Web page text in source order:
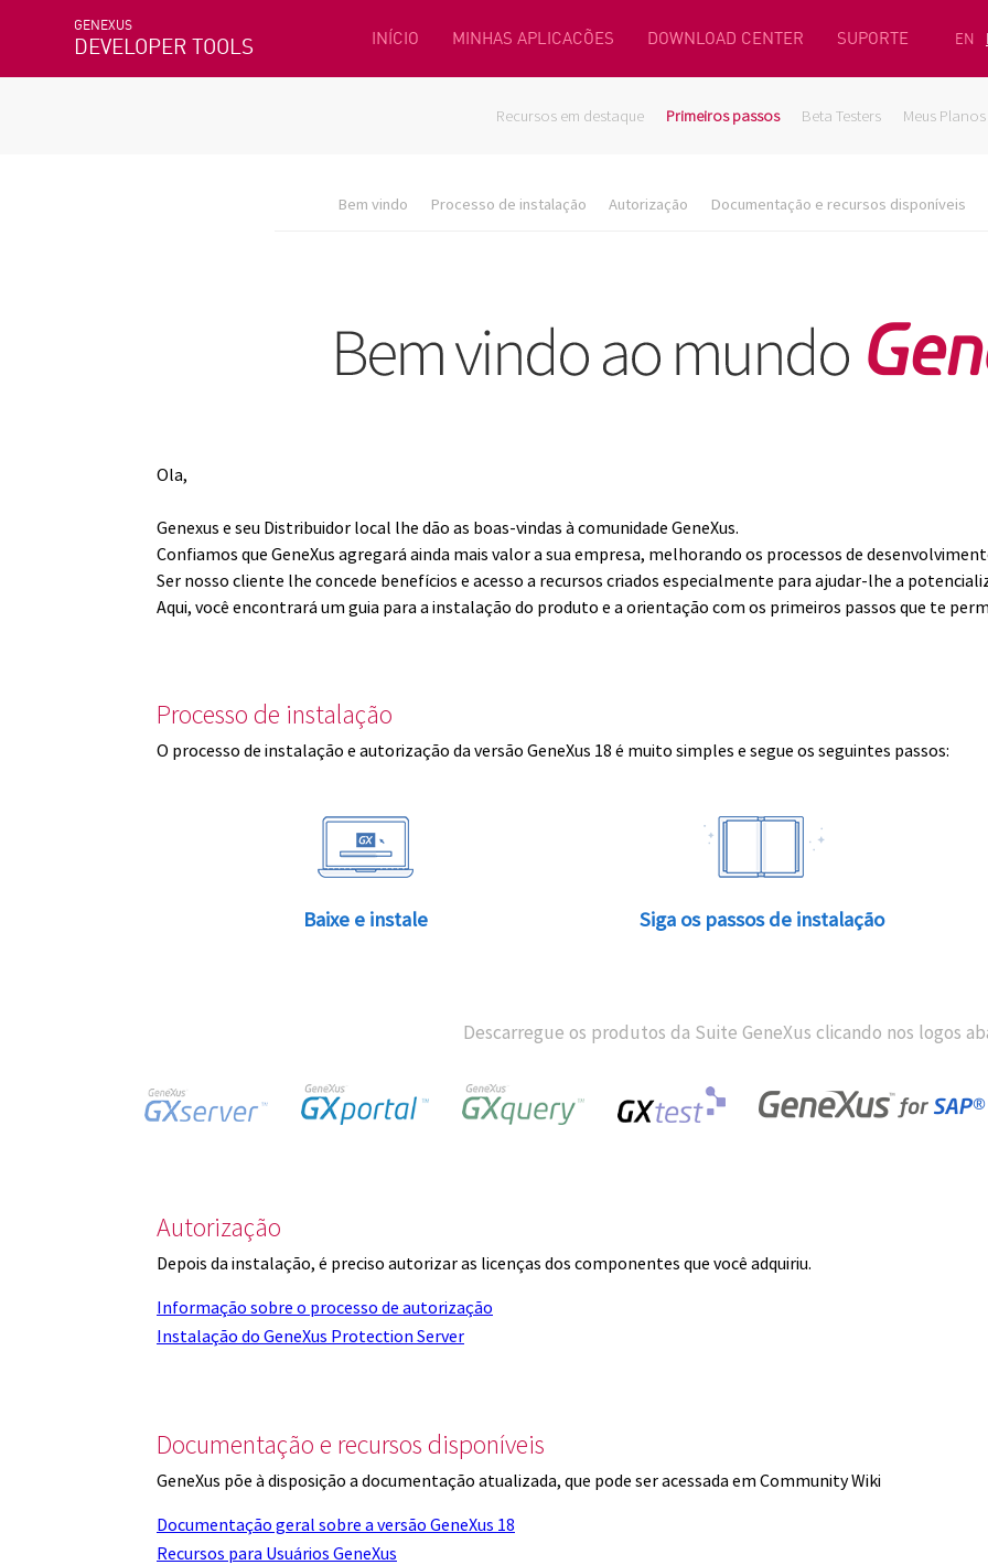
GENEXUS
DEVELOPER TOOLS INÍCIO MINHAS APLICACÕES DOWNLOAD CENTER SUPORTE EN
Recursos em destaque Primeiros passos Beta Testers Meus Planos
Bem vindo Processo de instalação Autorização Documentação e recursos disponíveis
Ola,
Genexus e seu Distribuidor local lhe dão as boas-vindas à comunidade GeneXus.
Confiamos que GeneXus agregará ainda mais valor a sua empresa, melhorando os processos de
Ser nosso cliente lhe concede benefícios e acesso a recursos criados especialmente para ajudar-lhe a
Aqui, você encontrará um guia para a instalação do produto e a orientação com os primeiros passos que te
Processo de instalação
O processo de instalação e autorização da versão GeneXus 18 é muito simples e segue os seguintes passos:
Baixe e instale Siga os passos de instalação
Descarregue os produtos da Suite GeneXus clicando nos logos
Autorização
Depois da instalação, é preciso autorizar as licenças dos componentes que você adquiriu.
Informação sobre o processo de autorização
Instalação do GeneXus Protection Server
Documentação e recursos disponíveis
GeneXus põe à disposição a documentação atualizada, que pode ser acessada em Community Wiki
Documentação geral sobre a versão GeneXus 18
Recursos para Usuários GeneXus